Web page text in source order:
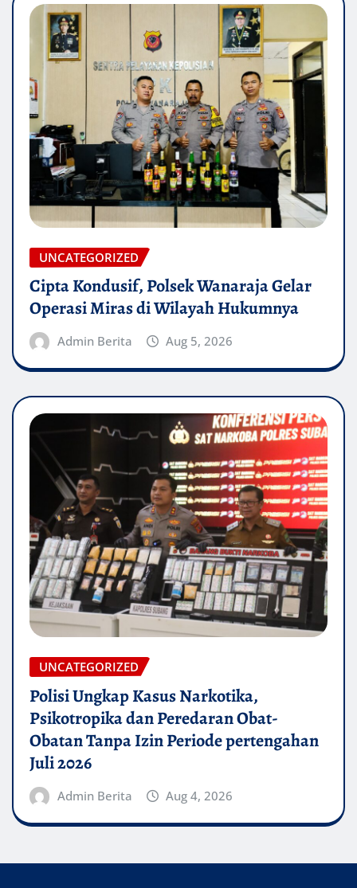
UNCATEGORIZED
Cipta Kondusif, Polsek Wanaraja Gelar
Operasi Miras di Wilayah Hukumnya
Admin Berita Aug 5, 2026
UNCATEGORIZED
Polisi Ungkap Kasus Narkotika,
Psikotropika dan Peredaran Obat-
Obatan Tanpa Izin Periode pertengahan
Juli 2026
Admin Berita Aug 4, 2026